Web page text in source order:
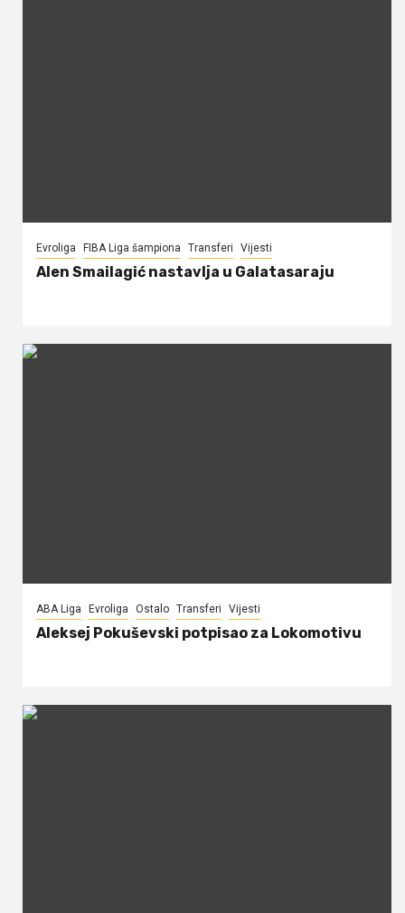
Evroliga FIBA Liga šampiona Transferi Vijesti
Alen Smailagić nastavlja u Galatasaraju
ABA Liga Evroliga Ostalo Transferi Vijesti
Aleksej Pokuševski potpisao za Lokomotivu